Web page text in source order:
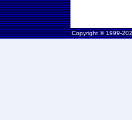
Copyright © 1999-